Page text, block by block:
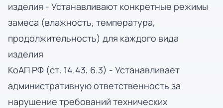
изделия - Устанавливают конкретные режимы
замеса (влажность, температура,
продолжительность) для каждого вида
изделия
КоАП РФ (ст. 14.43, 6.3) - Устанавливает
административную ответственность за
нарушение требований технических